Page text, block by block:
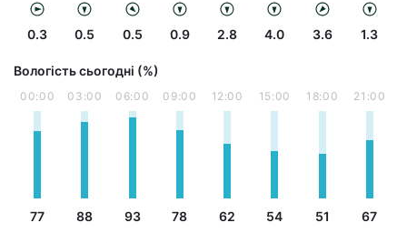
0.3 0.5 0.5 0.9 2.8 4.0 3.6 1.3
Вологість сьогодні (%)
00:00
77
03:00
88
06:00
93
09:00
78
12:00
62
15:00
54
18:00
51
21:00
67